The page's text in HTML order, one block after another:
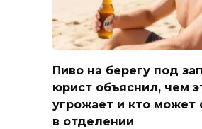
Пиво на берегу под
юрист объяснил, чем
угрожает и кто может
в отделении